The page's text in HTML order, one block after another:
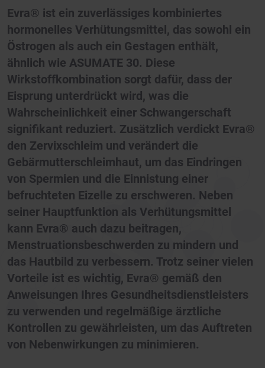
Evra® ist ein zuverlässiges kombiniertes
hormonelles Verhütungsmittel, das sowohl ein
Östrogen als auch ein Gestagen enthält,
ähnlich wie ASUMATE 30. Diese
Wirkstoffkombination sorgt dafür, dass der
Eisprung unterdrückt wird, was die
Wahrscheinlichkeit einer Schwangerschaft
signifikant reduziert. Zusätzlich verdickt Evra®
den Zervixschleim und verändert die
Gebärmutterschleimhaut, um das Eindringen
von Spermien und die Einnistung einer
befruchteten Eizelle zu erschweren. Neben
seiner Hauptfunktion als Verhütungsmittel
kann Evra® auch dazu beitragen,
Menstruationsbeschwerden zu mindern und
das Hautbild zu verbessern. Trotz seiner vielen
Vorteile ist es wichtig, Evra® gemäß den
Anweisungen Ihres Gesundheitsdienstleisters
zu verwenden und regelmäßige ärztliche
Kontrollen zu gewährleisten, um das Auftreten
von Nebenwirkungen zu minimieren.